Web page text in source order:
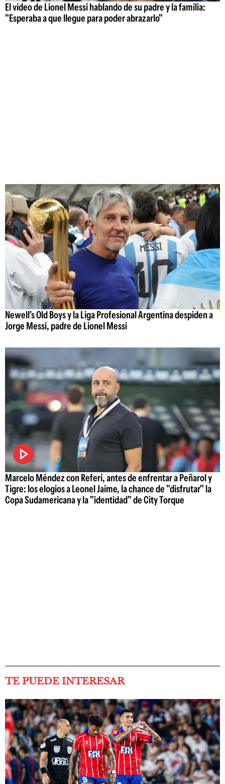
El video de Lionel Messi hablando de su padre y la familia:
"Esperaba a que llegue para poder abrazarlo"
Newell's Old Boys y la Liga Profesional Argentina despiden a
Jorge Messi, padre de Lionel Messi
Marcelo Méndez con Referí, antes de enfrentar a Peñarol y
Tigre: los elogios a Leonel Jaime, la chance de "disfrutar" la
Copa Sudamericana y la "identidad" de City Torque
TE PUEDE INTERESAR